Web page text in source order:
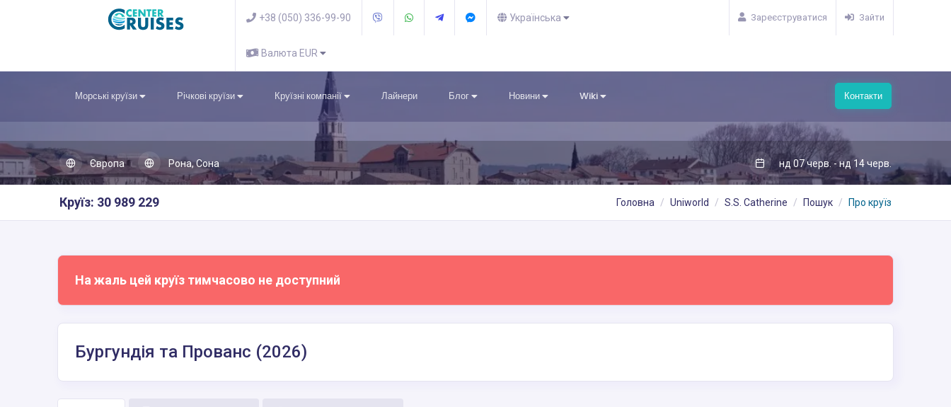
+38 (050) 336-99-90 Українська
Валюта EUR
Зареєструватися Зайти
Морські круїзи Річкові круїзи Круїзні компанії Лайнери Блог Новини Wiki Контакти
Європа Рона, Сона нд 07 черв. - нд 14 черв.
Круїз: 30 989 229 Головна Uniworld S.S. Catherine Пошук Про круїз
На жаль цей круїз тимчасово не доступний
Бургундія та Прованс (2026)